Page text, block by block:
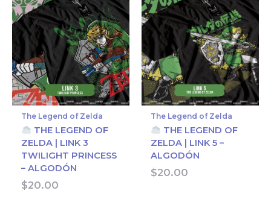
The Legend of Zelda
THE LEGEND OF
ZELDA | LINK 3
TWILIGHT PRINCESS
– ALGODÓN
$20.00
The Legend of Zelda
THE LEGEND OF
ZELDA | LINK 5 –
ALGODÓN
$20.00